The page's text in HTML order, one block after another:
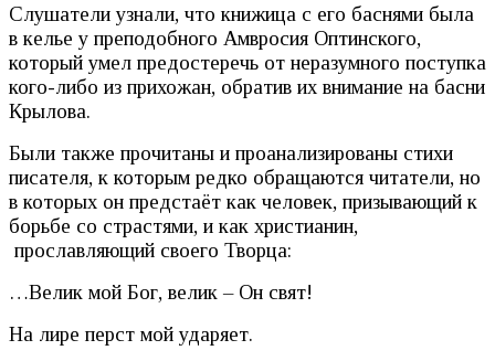
Слушатели узнали, что книжица с его баснями была
в келье у преподобного Амвросия Оптинского,
который умел предостеречь от неразумного поступка
кого-либо из прихожан, обратив их внимание на басни
Крылова.
Были также прочитаны и проанализированы стихи
писателя, к которым редко обращаются читатели, но
в которых он предстаёт как человек, призывающий к
борьбе со страстями, и как христианин,
прославляющий своего Творца:
…Велик мой Бог, велик – Он свят!
На лире перст мой ударяет.